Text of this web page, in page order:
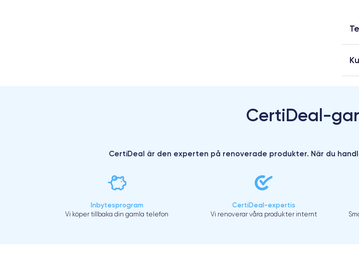
CertiDeal-
CertiDeal är den experten på renoverade produkter. När du
Inbytesprogram
Vi köper tillbaka din gamla telefon
CertiDeal-expertis
Vi renoverar våra produkter internt